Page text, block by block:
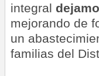
integral
mejorando de
un
familias del